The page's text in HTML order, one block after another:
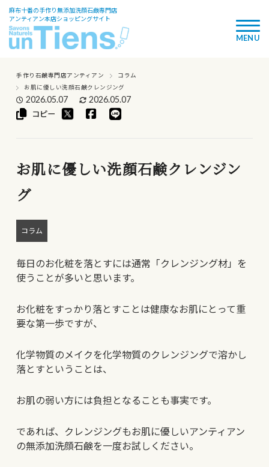
麻布十番の手作り無添加洗顔石鹸専門店
アンティアン本店ショッピングサイト
手作り石鹸専門店アンティアン
コラム
お肌に優しい洗顔石鹸クレンジング
2026.05.07 2026.05.07
コピー
お肌に優しい洗顔石鹸クレンジン
グ
コラム
毎日のお化粧を落とすには通常「クレンジング材」を
使うことが多いと思います。
お化粧をすっかり落とすことは健康なお肌にとって重
要な第一歩ですが、
化学物質のメイクを化学物質のクレンジングで溶かし
落とすということは、
お肌の弱い方には負担となることも事実です。
であれば、クレンジングもお肌に優しいアンティアン
の無添加洗顔石鹸を一度お試しください。